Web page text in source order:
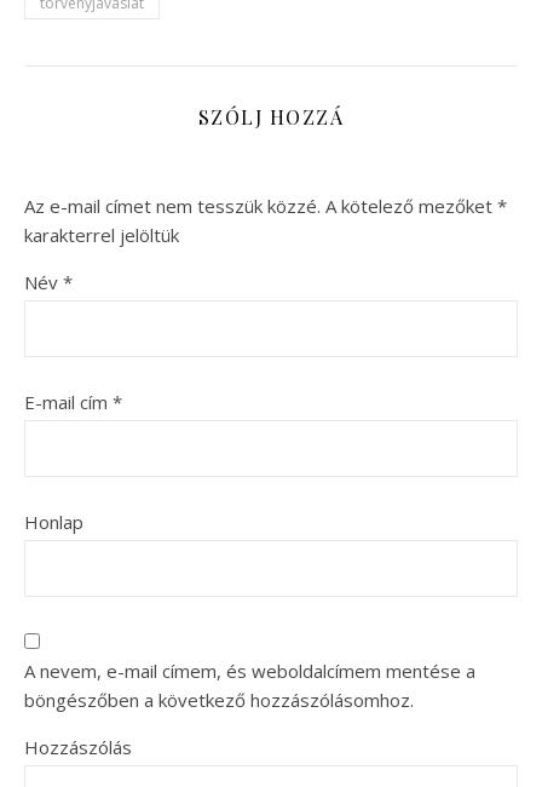
SZÓLJ HOZZÁ
Az e-mail címet nem tesszük közzé. A kötelező mezőket *
karakterrel jelöltük
Név *
E-mail cím *
Honlap
A nevem, e-mail címem, és weboldalcímem mentése a
böngészőben a következő hozzászólásomhoz.
Hozzászólás